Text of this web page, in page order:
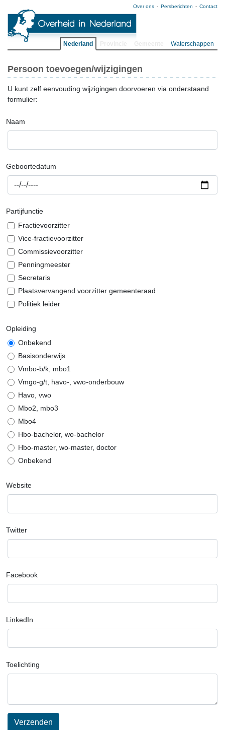
Over ons Persberichten Contact
Nederland Waterschappen
Persoon toevoegen/wijzigingen
U kunt zelf eenvouding wijzigingen doorvoeren via onderstaand
formulier:
Naam
Geboortedatum
Partijfunctie
Fractievoorzitter
Vice-fractievoorzitter
Commissievoorzitter
Penningmeester
Secretaris
Plaatsvervangend voorzitter gemeenteraad
Politiek leider
Opleiding
Onbekend
Basisonderwijs
Vmbo-b/k, mbo1
Vmgo-g/t, havo-, vwo-onderbouw
Havo, vwo
Mbo2, mbo3
Mbo4
Hbo-bachelor, wo-bachelor
Hbo-master, wo-master, doctor
Onbekend
Website
Twitter
Facebook
LinkedIn
Toelichting
Verzenden